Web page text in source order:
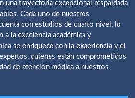
una trayectoria excepcional respaldada
Cada uno de nuestros
con estudios de cuarto nivel, lo
a la excelencia académica y
se enriquece con la experiencia y el
quienes están comprometidos
de atención médica a nuestros